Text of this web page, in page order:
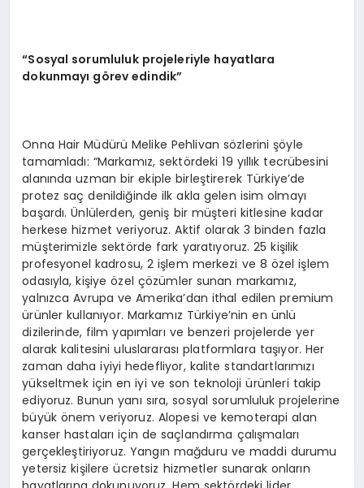
“Sosyal sorumluluk projeleriyle hayatlara
dokunmayı görev edindik”
Onna Hair Müdürü Melike Pehlivan sözlerini şöyle
tamamladı: “Markamız, sektördeki 19 yıllık tecrübesini
alanında uzman bir ekiple birleştirerek Türkiye’de
protez saç denildiğinde ilk akla gelen isim olmayı
başardı. Ünlülerden, geniş bir müşteri kitlesine kadar
herkese hizmet veriyoruz. Aktif olarak 3 binden fazla
müşterimizle sektörde fark yaratıyoruz. 25 kişilik
profesyonel kadrosu, 2 işlem merkezi ve 8 özel işlem
odasıyla, kişiye özel çözümler sunan markamız,
yalnızca Avrupa ve Amerika’dan ithal edilen premium
ürünler kullanıyor. Markamız Türkiye’nin en ünlü
dizilerinde, film yapımları ve benzeri projelerde yer
alarak kalitesini uluslararası platformlara taşıyor. Her
zaman daha iyiyi hedefliyor, kalite standartlarımızı
yükseltmek için en iyi ve son teknoloji ürünleri takip
ediyoruz. Bunun yanı sıra, sosyal sorumluluk projelerine
büyük önem veriyoruz. Alopesi ve kemoterapi alan
kanser hastaları için de saçlandırma çalışmaları
gerçekleştiriyoruz. Yangın mağduru ve maddi durumu
yetersiz kişilere ücretsiz hizmetler sunarak onların